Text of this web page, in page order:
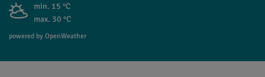
min. 15 °C
max. 30 °C
powered by OpenWeather